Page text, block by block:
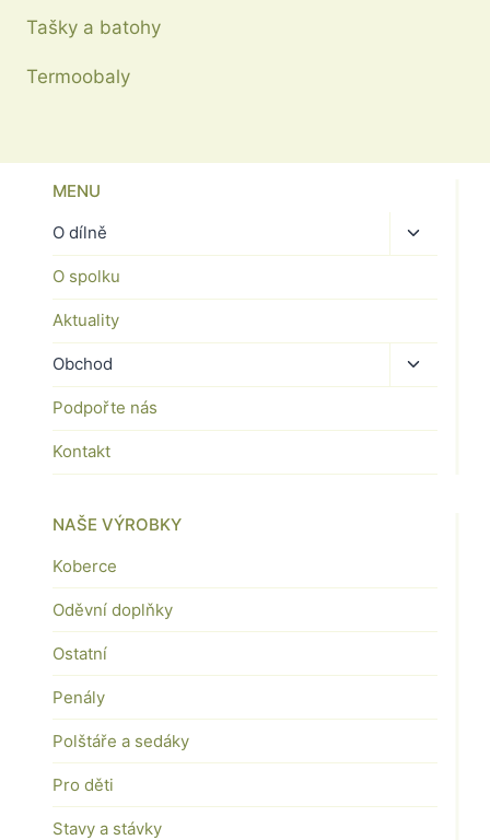
Tašky a batohy
Termoobaly
MENU
O dílně
Toggle
child
O spolku
Aktuality
Obchod
Toggle
child
Podpořte nás
Kontakt
NAŠE VÝROBKY
Koberce
Oděvní doplňky
Ostatní
Penály
Polštáře a sedáky
Pro děti
Stavy a stávky